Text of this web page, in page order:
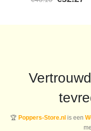
🏆 Poppers-Store.nlis een